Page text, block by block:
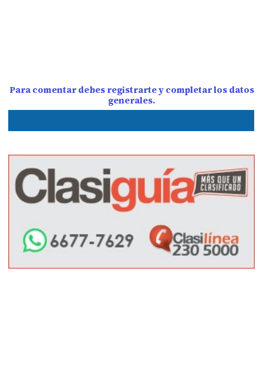
Para comentar debes registrarte y completar los datos
generales.